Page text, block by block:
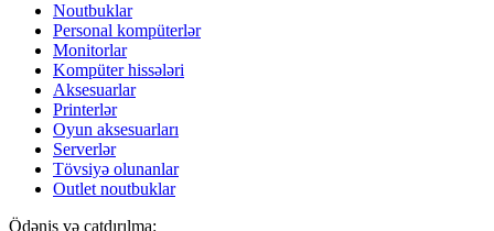
Noutbuklar
Personal kompüterlər
Monitorlar
Kompüter hissələri
Aksesuarlar
Printerlər
Oyun aksesuarları
Serverlər
Tövsiyə olunanlar
Outlet noutbuklar
Ödəniş və çatdırılma: